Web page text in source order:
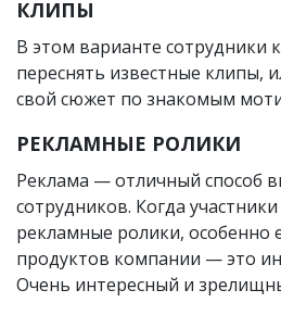
КЛИПЫ
В этом варианте сотрудники
переснять известные клипы,
свой сюжет по знакомым
РЕКЛАМНЫЕ РОЛИКИ
Реклама — отличный способ
сотрудников. Когда
рекламные ролики, особенно
продуктов компании — это
Очень интересный и